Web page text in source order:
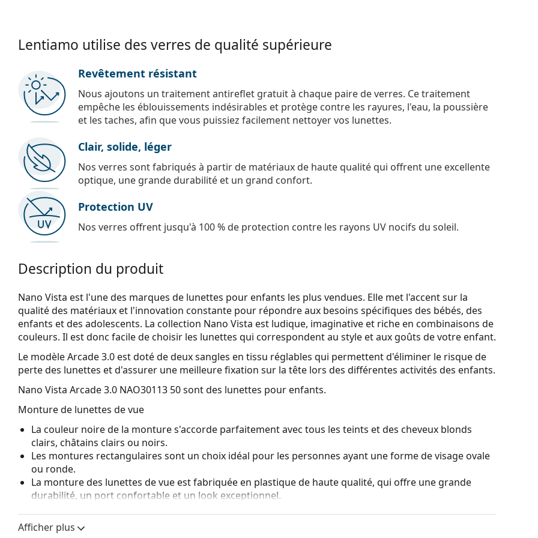
Lentiamo utilise des verres de qualité supérieure
Revêtement résistant
Nous ajoutons un traitement antireflet gratuit à chaque paire de verres. Ce traitement
empêche les éblouissements indésirables et protège contre les rayures, l'eau, la poussière
et les taches, afin que vous puissiez facilement nettoyer vos lunettes.
Clair, solide, léger
Nos verres sont fabriqués à partir de matériaux de haute qualité qui offrent une excellente
optique, une grande durabilité et un grand confort.
Protection UV
Nos verres offrent jusqu'à 100 % de protection contre les rayons UV nocifs du soleil.
Description du produit
Nano Vista est l'une des marques de lunettes pour enfants les plus vendues. Elle met l'accent sur la
qualité des matériaux et l'innovation constante pour répondre aux besoins spécifiques des bébés, des
enfants et des adolescents. La collection Nano Vista est ludique, imaginative et riche en combinaisons de
couleurs. Il est donc facile de choisir les lunettes qui correspondent au style et aux goûts de votre enfant.
Le modèle Arcade 3.0 est doté de deux sangles en tissu réglables qui permettent d'éliminer le risque de
perte des lunettes et d'assurer une meilleure fixation sur la tête lors des différentes activités des enfants.
Nano Vista Arcade 3.0 NAO30113 50sont des lunettes pour enfants.
Monture de lunettes de vue
La couleur noire de la monture s'accorde parfaitement avec tous les teints et des cheveux blonds
clairs, châtains clairs ou noirs.
Les montures rectangulaires sont un choix idéal pour les personnes ayant une forme de visage ovale
ou ronde.
La monture des lunettes de vue est fabriquée en plastique de haute qualité, qui offre une grande
durabilité, un port confortable et un look exceptionnel.
composent d'une monture avant et d'une paire de branches. Elles rehausseront et compléteront
votre style grâce à leur design remarquable. L'un de leurs avantages est la robustesse, la durabilité, le
Afficher plus